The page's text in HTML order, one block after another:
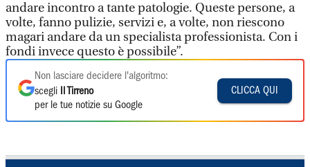
andare incontro a tante patologie. Queste persone, a
volte, fanno pulizie, servizi e, a volte, non riescono
magari andare da un specialista professionista. Con i
fondi invece questo è possibile”.
Non lasciare decidere l'algoritmo:
scegli
Il Tirreno
per le tue notizie su Google
CLICCA QUI